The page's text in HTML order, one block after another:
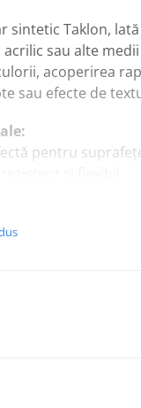
sintetic Taklon,
sau alte
acoperirea
sau efecte de
pentru
și tehnici mixte
pentru
umpleri